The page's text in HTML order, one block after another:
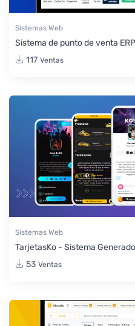
Sistemas Web
Sistema de punto de venta ERP
117 Ventas
Sistemas Web
TarjetasKo - Sistema
53 Ventas